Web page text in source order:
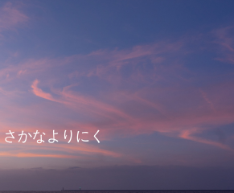
さかなよりにく